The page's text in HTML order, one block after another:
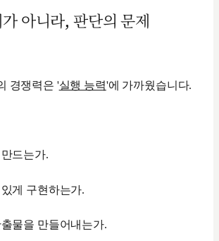
아니라, 판단의 문제
경쟁력은 '실행 능력'에 가까웠습니다.
드는가.
게 구현하는가.
물을 만들어내는가.